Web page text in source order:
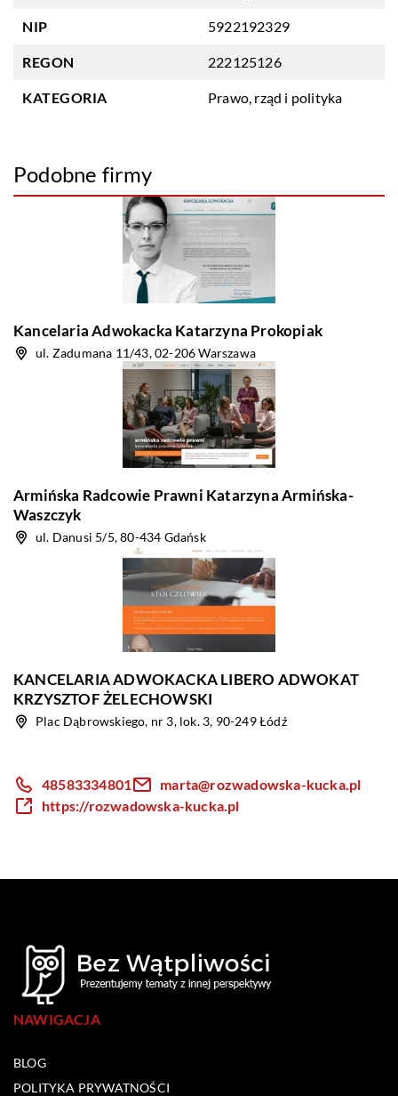
NIP 5922192329
REGON 222125126
KATEGORIA Prawo, rząd i polityka
Podobne firmy
Kancelaria Adwokacka Katarzyna Prokopiak
ul. Zadumana 11/43, 02-206 Warszawa
Armińska Radcowie Prawni Katarzyna Armińska-
Waszczyk
ul. Danusi 5/5, 80-434 Gdańsk
KANCELARIA ADWOKACKA LIBERO ADWOKAT
KRZYSZTOF ŻELECHOWSKI
Plac Dąbrowskiego, nr 3, lok. 3, 90-249 Łódź
48583334801
marta@rozwadowska-kucka.pl
https://rozwadowska-kucka.pl
NAWIGACJA
BLOG
POLITYKA PRYWATNOŚCI